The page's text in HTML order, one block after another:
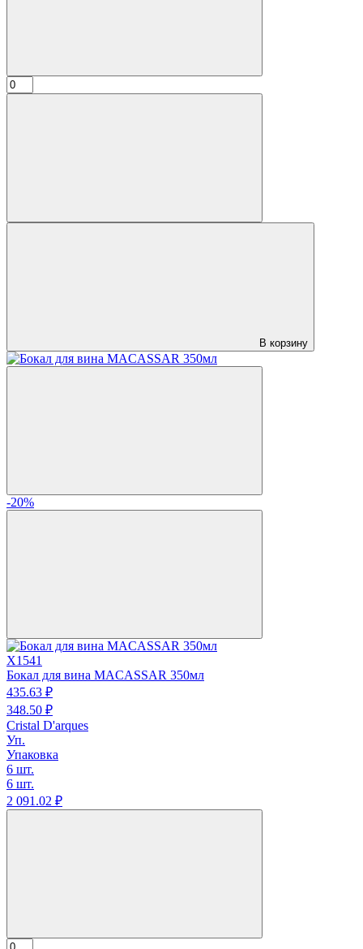
В корзину
-20%
X1541
Бокал для вина MACASSAR 350мл
435.63 ₽
348.50 ₽
Cristal D'arques
Уп.
Упаковка
6 шт.
6 шт.
2 091.02 ₽